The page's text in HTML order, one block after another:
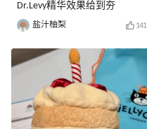
Dr.Levy精华效果给到夯
盐汁柚梨 141